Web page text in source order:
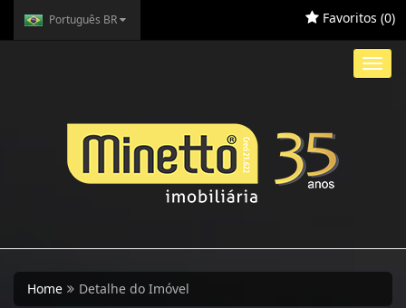
Português BR Favoritos (0)
Home Detalhe do Imóvel